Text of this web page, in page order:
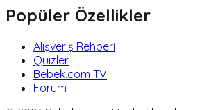
Popüler Özellikler
Alışveriş Rehberi
Quizler
Bebek.com TV
Forum